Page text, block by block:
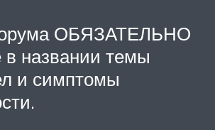
ОБЯЗАТЕЛЬНО
в названии темы
и симптомы